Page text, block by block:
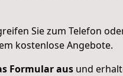
Sie zum Telefon
kostenlose Angebote.
Formular aus und